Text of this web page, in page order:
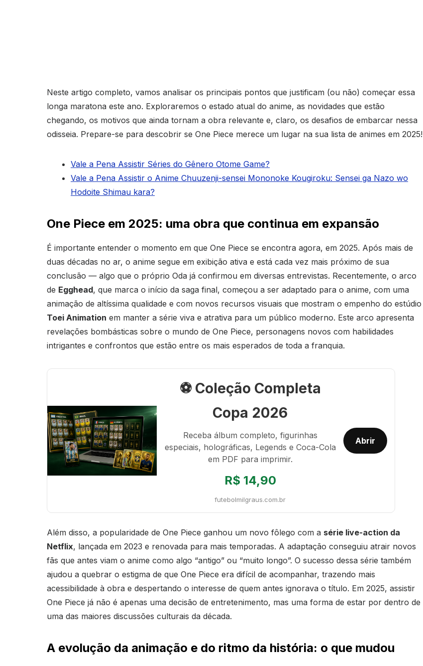
Neste artigo completo, vamos analisar os principais pontos que justificam (ou não) começar essa
longa maratona este ano. Exploraremos o estado atual do anime, as novidades que estão
chegando, os motivos que ainda tornam a obra relevante e, claro, os desafios de embarcar nessa
odisseia. Prepare-se para descobrir se One Piece merece um lugar na sua lista de animes em 2025!
Vale a Pena Assistir Séries do Gênero Otome Game?
Vale a Pena Assistir o Anime Chuuzenji-sensei Mononoke Kougiroku: Sensei ga Nazo wo
Hodoite Shimau kara?
One Piece em 2025: uma obra que continua em expansão
É importante entender o momento em que One Piece se encontra agora, em 2025. Após mais de
duas décadas no ar, o anime segue em exibição ativa e está cada vez mais próximo de sua
conclusão — algo que o próprio Oda já confirmou em diversas entrevistas. Recentemente, o arco
de Egghead, que marca o início da saga final, começou a ser adaptado para o anime, com uma
animação de altíssima qualidade e com novos recursos visuais que mostram o empenho do estúdio
Toei Animation em manter a série viva e atrativa para um público moderno. Este arco apresenta
revelações bombásticas sobre o mundo de One Piece, personagens novos com habilidades
intrigantes e confrontos que estão entre os mais esperados de toda a franquia.
⚽ Coleção Completa
Copa 2026
Receba álbum completo, figurinhas
especiais, holográficas, Legends e Coca-Cola
em PDF para imprimir.
R$ 14,90
futebolmilgraus.com.br
Abrir
Além disso, a popularidade de One Piece ganhou um novo fôlego com a série live-action da
Netflix, lançada em 2023 e renovada para mais temporadas. A adaptação conseguiu atrair novos
fãs que antes viam o anime como algo “antigo” ou “muito longo”. O sucesso dessa série também
ajudou a quebrar o estigma de que One Piece era difícil de acompanhar, trazendo mais
acessibilidade à obra e despertando o interesse de quem antes ignorava o título. Em 2025, assistir
One Piece já não é apenas uma decisão de entretenimento, mas uma forma de estar por dentro de
uma das maiores discussões culturais da década.
A evolução da animação e do ritmo da história: o que mudou